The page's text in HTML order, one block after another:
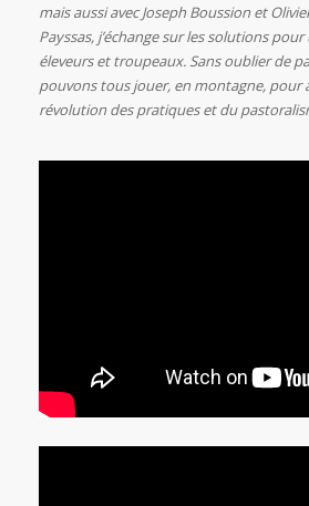
mais aussi avec Joseph Boussion et
Payssas, j’échange sur les solutions
éleveurs et troupeaux. Sans oublier de
pouvons tous jouer, en montagne, pour
révolution des pratiques et du